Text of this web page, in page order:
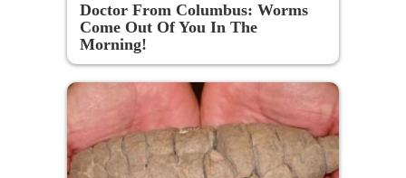
Doctor From Columbus: Worms
Come Out Of You In The
Morning!